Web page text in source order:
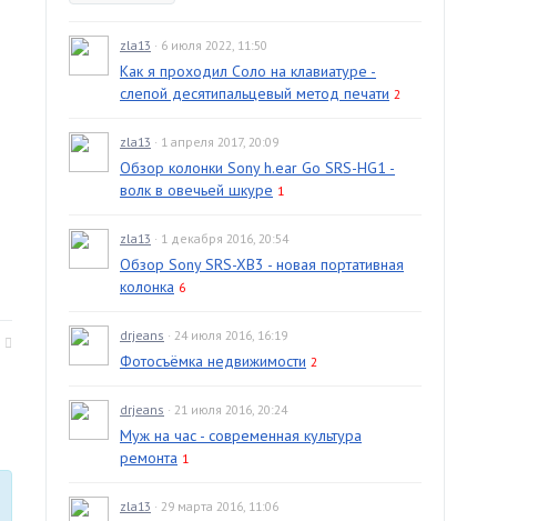
zla13 · 6 июля 2022, 11:50
Как я проходил Соло на клавиатуре -
слепой десятипальцевый метод печати 2
zla13 · 1 апреля 2017, 20:09
Обзор колонки Sony h.ear Go SRS-HG1 -
волк в овечьей шкуре 1
zla13 · 1 декабря 2016, 20:54
Обзор Sony SRS-XB3 - новая портативная
колонка 6
drjeans · 24 июля 2016, 16:19
Фотосъёмка недвижимости 2
drjeans · 21 июля 2016, 20:24
Муж на час - современная культура
ремонта 1
zla13 · 29 марта 2016, 11:06